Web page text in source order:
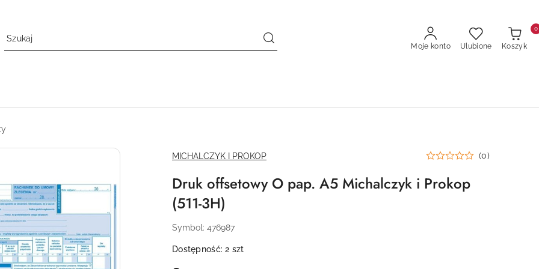
Moje konto Ulubione Koszyk
0
NAZWA
PRODUCENTA:
MICHALCZYK I PROKOP (0)
Druk offsetowy O pap. A5 Michalczyk i Prokop
(511-3H)
Symbol: 476987
Dostępność:2 szt